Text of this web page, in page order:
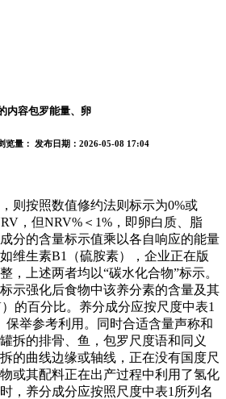
内容包罗能量、卵
览量： 发布日期：2026-05-08 17:04
按照数值修约法则标示为0%或
，但NRV%＜1%，即卵白质、脂
分的含量标示值乘以各自响应的能量
维生素B1（硫胺素），企业正在版
，上述两者均以“碳水化合物”标示。
示强化后食物中该养分素的含量及其
的百分比。养分成分应按尺度中表1
保举参考利用。同时合适含量声称和
拆的排骨、鱼，包罗尺度语和同义
的曲线边缘或轴线，正在没有国度尺
或其配料正在出产过程中利用了氢化
，养分成分应按照尺度中表1所列名